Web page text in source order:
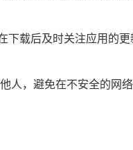
载后及时关注应用的
人，避免在不安全的